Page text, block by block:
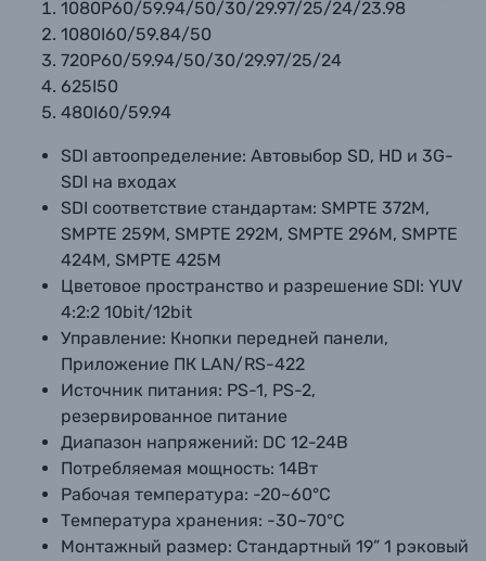
1080P60/59.94/50/30/29.97/25/24/23.98
1080I60/59.84/50
720P60/59.94/50/30/29.97/25/24
625I50
480I60/59.94
SDI автоопределение: Автовыбор SD, HD и 3G-
SDI на входах
SDI соответствие стандартам: SMPTE 372M,
SMPTE 259M, SMPTE 292M, SMPTE 296M, SMPTE
424M, SMPTE 425M
Цветовое пространство и разрешение SDI: YUV
4:2:2 10bit/12bit
Управление: Кнопки передней панели,
Приложение ПК LAN/RS-422
Источник питания: PS-1, PS-2,
резервированное питание
Диапазон напряжений: DC 12-24В
Потребляемая мощность: 14Вт
Рабочая температура: -20~60°С
Температура хранения: -30~70°С
Монтажный размер: Стандартный 19” 1 рэковый